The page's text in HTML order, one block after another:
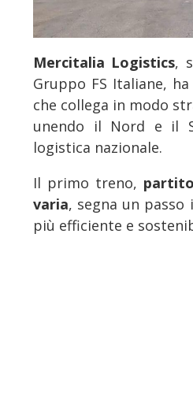
Mercitalia Logistics,
Gruppo FS Italiane,
che collega in modo
unendo il Nord e il
logistica nazionale.
Il primo treno,
varia, segna un
più efficiente e